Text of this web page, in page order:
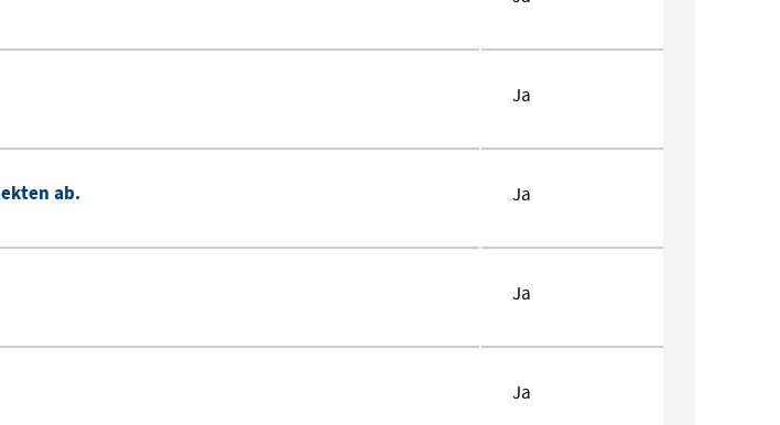
Ja
ab. Ja
Ja
Ja